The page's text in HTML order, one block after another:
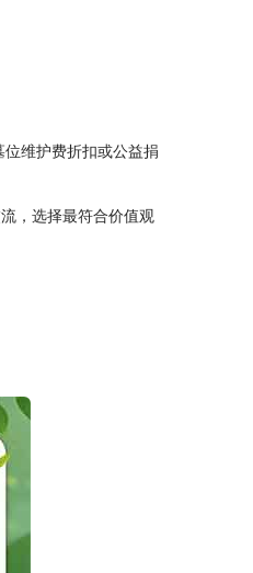
维护费折扣或公益捐
，选择最符合价值观